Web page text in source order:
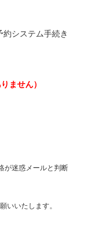
システム手続き
ません）
が迷惑メールと判断
いいたします。